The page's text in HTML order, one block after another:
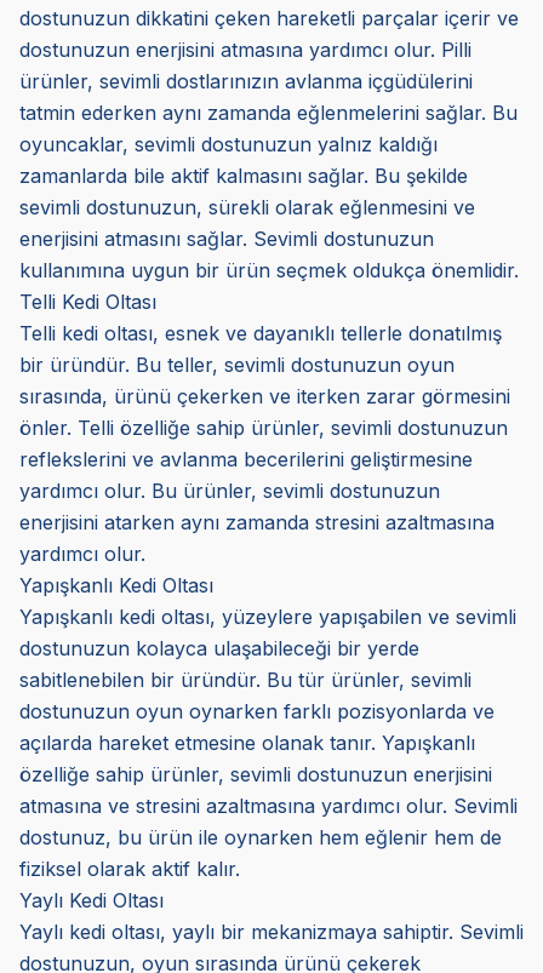
dostunuzun dikkatini çeken hareketli parçalar içerir ve
dostunuzun enerjisini atmasına yardımcı olur. Pilli
ürünler, sevimli dostlarınızın avlanma içgüdülerini
tatmin ederken aynı zamanda eğlenmelerini sağlar. Bu
oyuncaklar, sevimli dostunuzun yalnız kaldığı
zamanlarda bile aktif kalmasını sağlar. Bu şekilde
sevimli dostunuzun, sürekli olarak eğlenmesini ve
enerjisini atmasını sağlar. Sevimli dostunuzun
kullanımına uygun bir ürün seçmek oldukça önemlidir.
Telli Kedi Oltası
Telli kedi oltası, esnek ve dayanıklı tellerle donatılmış
bir üründür. Bu teller, sevimli dostunuzun oyun
sırasında, ürünü çekerken ve iterken zarar görmesini
önler. Telli özelliğe sahip ürünler, sevimli dostunuzun
reflekslerini ve avlanma becerilerini geliştirmesine
yardımcı olur. Bu ürünler, sevimli dostunuzun
enerjisini atarken aynı zamanda stresini azaltmasına
yardımcı olur.
Yapışkanlı Kedi Oltası
Yapışkanlı kedi oltası, yüzeylere yapışabilen ve sevimli
dostunuzun kolayca ulaşabileceği bir yerde
sabitlenebilen bir üründür. Bu tür ürünler, sevimli
dostunuzun oyun oynarken farklı pozisyonlarda ve
açılarda hareket etmesine olanak tanır. Yapışkanlı
özelliğe sahip ürünler, sevimli dostunuzun enerjisini
atmasına ve stresini azaltmasına yardımcı olur. Sevimli
dostunuz, bu ürün ile oynarken hem eğlenir hem de
fiziksel olarak aktif kalır.
Yaylı Kedi Oltası
Yaylı kedi oltası, yaylı bir mekanizmaya sahiptir. Sevimli
dostunuzun, oyun sırasında ürünü çekerek